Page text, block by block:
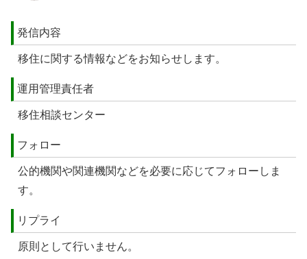
発信内容
移住に関する情報などをお知らせします。
運用管理責任者
移住相談センター
フォロー
公的機関や関連機関などを必要に応じてフォローしま
す。
リプライ
原則として行いません。